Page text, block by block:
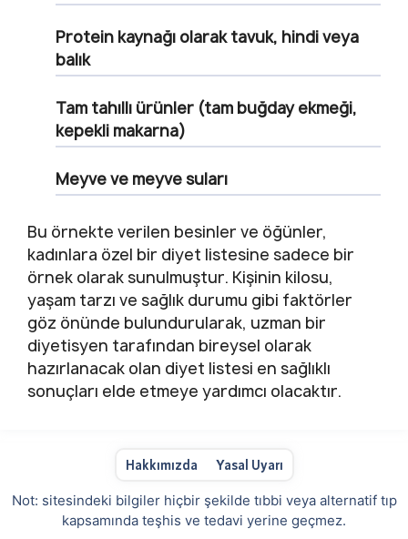
Protein kaynağı olarak tavuk, hindi veya
balık
Tam tahıllı ürünler (tam buğday ekmeği,
kepekli makarna)
Meyve ve meyve suları
Bu örnekte verilen besinler ve öğünler,
kadınlara özel bir diyet listesine sadece bir
örnek olarak sunulmuştur. Kişinin kilosu,
yaşam tarzı ve sağlık durumu gibi faktörler
göz önünde bulundurularak, uzman bir
diyetisyen tarafından bireysel olarak
hazırlanacak olan diyet listesi en sağlıklı
sonuçları elde etmeye yardımcı olacaktır.
Hakkımızda Yasal Uyarı
Not: sitesindeki bilgiler hiçbir şekilde tıbbi veya alternatif tıp
kapsamında teşhis ve tedavi yerine geçmez.